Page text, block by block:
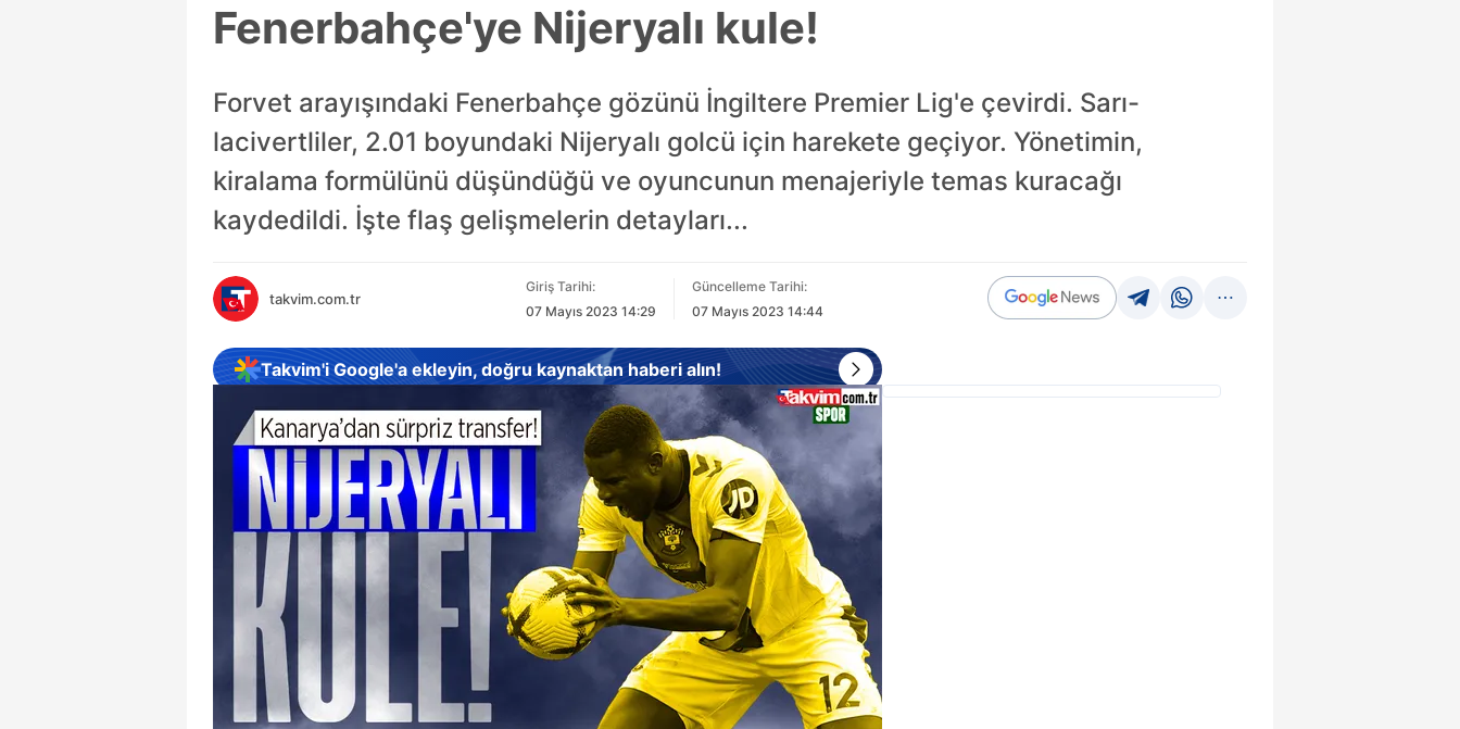
Fenerbahçe'ye Nijeryalı kule!
Forvet arayışındaki Fenerbahçe gözünü İngiltere Premier Lig'e çevirdi. Sarı-
lacivertliler, 2.01 boyundaki Nijeryalı golcü için harekete geçiyor. Yönetimin,
kiralama formülünü düşündüğü ve oyuncunun menajeriyle temas kuracağı
kaydedildi. İşte flaş gelişmelerin detayları...
takvim.com.tr
Giriş Tarihi:
07 Mayıs 2023 14:29
Güncelleme Tarihi:
07 Mayıs 2023 14:44
Takvim'i Google'a ekleyin, doğru kaynaktan haberi alın!